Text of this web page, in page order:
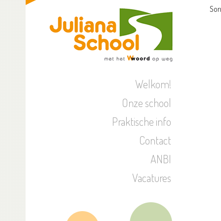
Welkom!
Onze school
Praktische info
Contact
ANBI
Vacatures